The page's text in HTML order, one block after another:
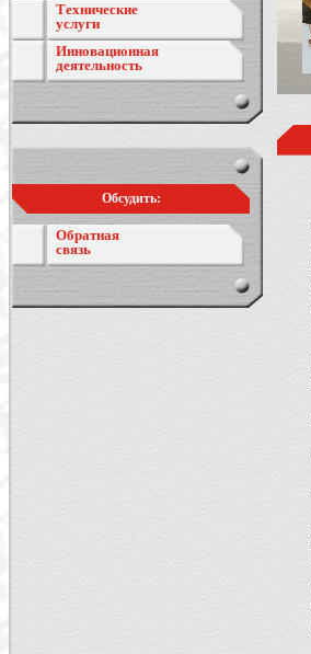
Технические
услуги
Инновационная
деятельность
Обсудить:
Обратная
связь